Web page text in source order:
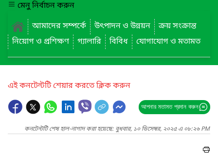
মেনু নির্বাচন করুন
আমাদের সম্পর্কে
উৎপাদন ও উন্নয়ন
ক্রয় সংক্রান্ত
নিয়োগ ও প্রশিক্ষণ
গ্যালারি বিবিধ যোগাযোগ ও মতামত
এই কনটেন্টটি শেয়ার করতে ক্লিক করুন
আপনার মতামত প্রদান করুন
কনটেন্টটি শেষ হাল-নাগাদ করা হয়েছে: বুধবার, ১০ ডিসেম্বর, ২০২৫ এ ০৮:২৬ PM